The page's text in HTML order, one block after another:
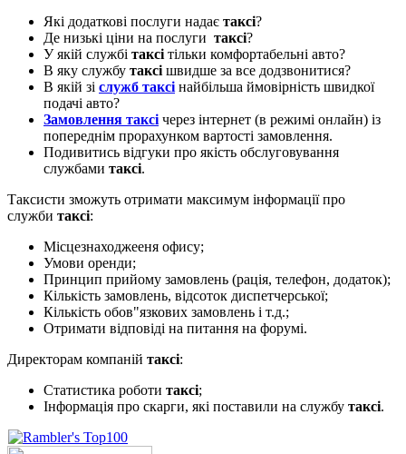
Які додаткові послуги надає таксі?
Де низькі ціни на послуги таксі?
У якій службі таксі тільки комфортабельні авто?
В яку службу таксі швидше за все додзвонитися?
В якій зі служб таксі найбільша ймовірність швидкої
подачі авто?
Замовлення таксі через інтернет (в режимі онлайн) із
попереднім прорахунком вартості замовлення.
Подивитись відгуки про якість обслуговування
службами таксі.
Таксисти зможуть отримати максимум інформації про
служби таксі:
Місцезнаходжееня офису;
Умови оренди;
Принцип прийому замовлень (рація, телефон, додаток);
Кількість замовлень, відсоток диспетчерської;
Кількість обов"язкових замовлень і т.д.;
Отримати відповіді на питання на форумі.
Директорам компаній таксі:
Статистика роботи таксі;
Інформація про скарги, які поставили на службу таксі.